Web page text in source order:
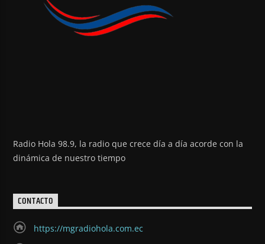
Radio Hola 98.9, la radio que crece día a día acorde con la
dinámica de nuestro tiempo
CONTACTO
https://mgradiohola.com.ec